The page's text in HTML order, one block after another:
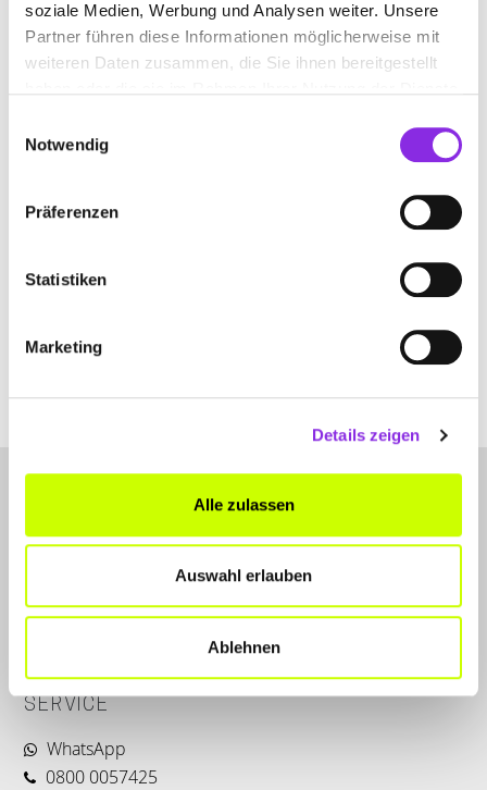
soziale Medien, Werbung und Analysen weiter. Unsere
Partner führen diese Informationen möglicherweise mit
weiteren Daten zusammen, die Sie ihnen bereitgestellt
Notwendig
Präferenzen
Statistiken
Marketing
Details zeigen
Alle zulassen
Auswahl erlauben
Ablehnen
Finden
UDO LENZ GERÜSTBAU-VERLEIH
LET'S CONNECT
SERVICE
WhatsApp
0800 0057425